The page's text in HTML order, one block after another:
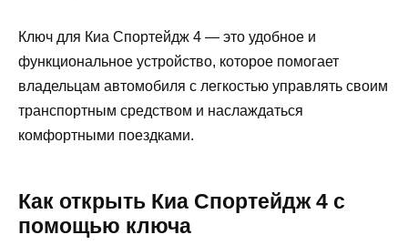
Ключ для Киа Спортейдж 4 — это удобное и
функциональное устройство, которое помогает
владельцам автомобиля с легкостью управлять своим
транспортным средством и наслаждаться
комфортными поездками.
Как открыть Киа Спортейдж 4 с
помощью ключа